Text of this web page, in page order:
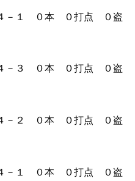
０本 ０打点 ０盗
０本 ０打点 ０盗
０本 ０打点 ０盗
０本 ０打点 ０盗